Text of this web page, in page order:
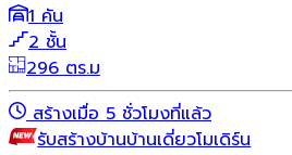
1 คัน
2 ชั้น
296 ตร.ม
สร้างเมื่อ 5 ชั่วโมงที่แล้ว
รับสร้างบ้านบ้านเดี่ยวโมเดิร์น